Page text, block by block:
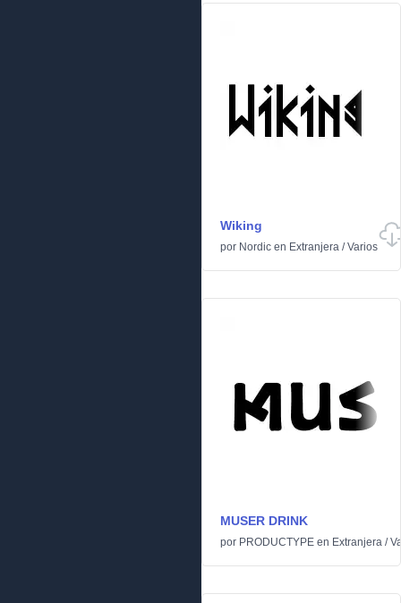
Wiking
por Nordic en Extranjera /Varios
MUSER DRINK
por PRODUCTYPE en Extranjera /